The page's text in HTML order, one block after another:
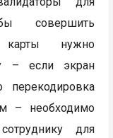
совершить
карты нужно
– если экран
перекодировка
– необходимо
для